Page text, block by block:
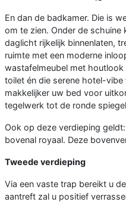
En dan de badkamer. Die is
om te zien. Onder de
daglicht rijkelijk binnenlaten,
ruimte met een moderne
wastafelmeubel met houtlook
toilet én die serene hotel-vibe
makkelijker uw bed voor
tegelwerk tot de ronde
Ook op deze verdieping
bovenal royaal. Deze
Tweede verdieping
Via een vaste trap bereikt u
aantreft zal u positief